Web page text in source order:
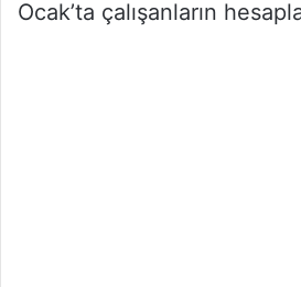
Ocak’ta çalışanların